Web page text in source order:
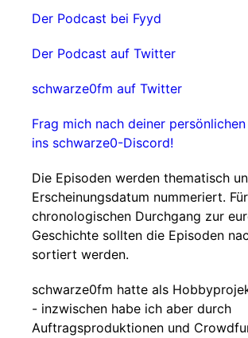
Der Podcast bei Fyyd
Der Podcast auf Twitter
schwarze0fm auf Twitter
Frag mich nach deiner
ins schwarze0-Discord!
Die Episoden werden thematisch
Erscheinungsdatum nummeriert.
chronologischen Durchgang zur
Geschichte sollten die Episoden
sortiert werden.
schwarze0fm hatte als
- inzwischen habe ich aber durch
Auftragsproduktionen und